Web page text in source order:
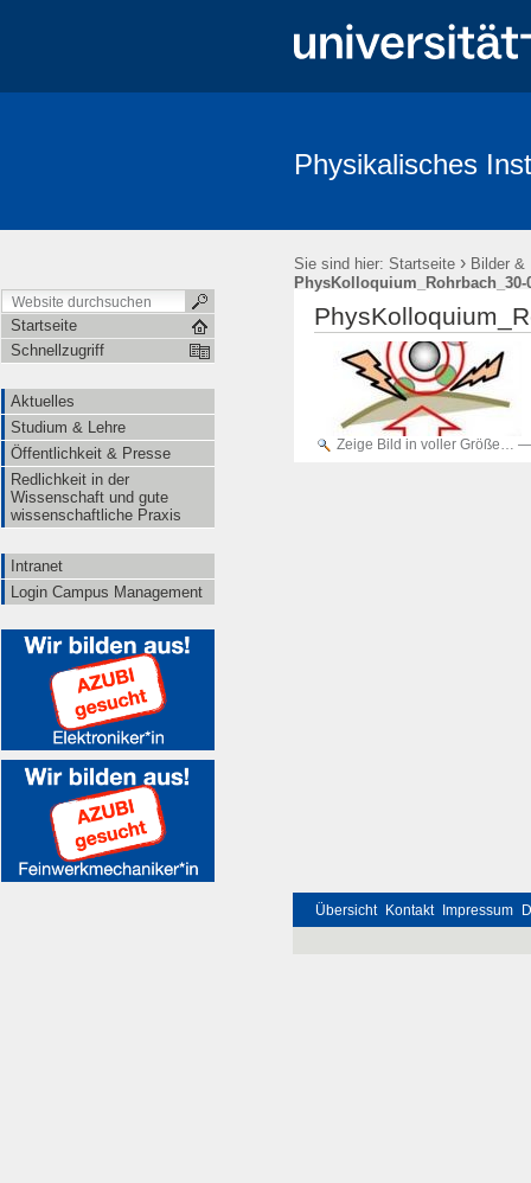
Physikalisches
Sie sind hier: Startseite › Bilder &
PhysKolloquium_Rohrbach_30-
Startseite
Schnellzugriff
Aktuelles
Studium & Lehre
Öffentlichkeit & Presse
Redlichkeit in der
Wissenschaft und gute
wissenschaftliche Praxis
Intranet
Login Campus Management
Zeige Bild in voller Größe…
Übersicht Kontakt Impressum